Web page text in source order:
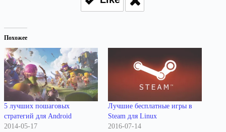
Похожее
5 лучших пошаговых
стратегий для Android
2014-05-17
Лучшие бесплатные игры в
Steam для Linux
2016-07-14